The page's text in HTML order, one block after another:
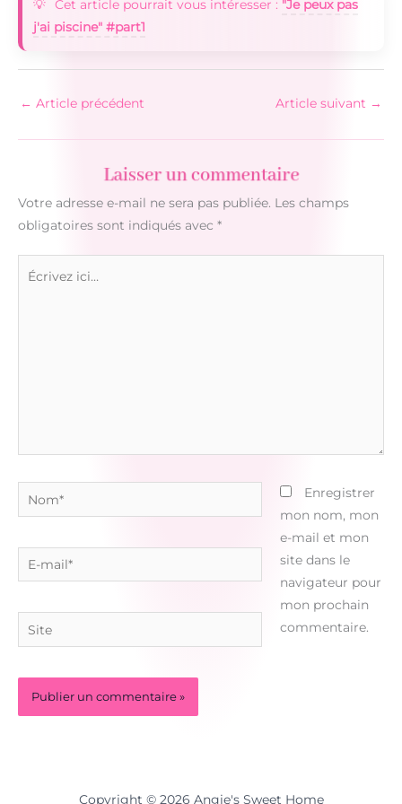
Cet article pourrait vous intéresser : "Je peux pas
j'ai piscine" #part1
← Article précédent Article suivant →
Laisser un commentaire
Votre adresse e-mail ne sera pas publiée. Les champs
obligatoires sont indiqués avec *
Nom*
E-
mail*
Site
Enregistrer
mon nom, mon
e-mail et mon
site dans le
navigateur pour
mon prochain
commentaire.
Copyright © 2026 Angie's Sweet Home